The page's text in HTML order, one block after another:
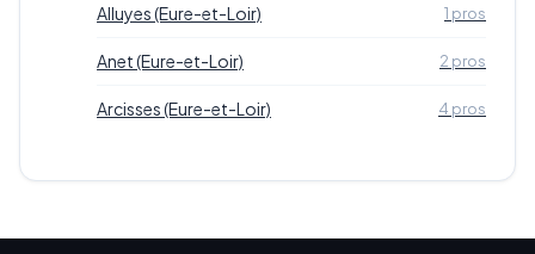
Alluyes (Eure-et-Loir) 1 pros
Anet (Eure-et-Loir) 2 pros
Arcisses (Eure-et-Loir) 4 pros